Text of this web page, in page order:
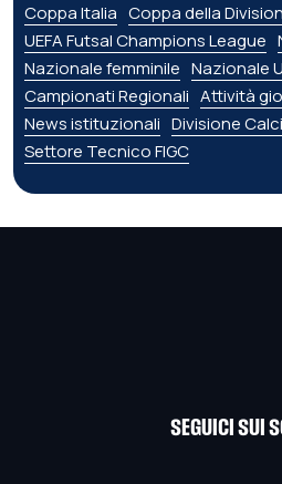
Coppa Italia Coppa della
UEFA Futsal Champions League
Nazionale femminile Nazionale
Campionati Regionali Attività
News istituzionali Divisione
Settore Tecnico FIGC
SEGUICI SUI